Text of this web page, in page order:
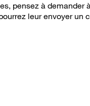
pensez à demander
leur envoyer un